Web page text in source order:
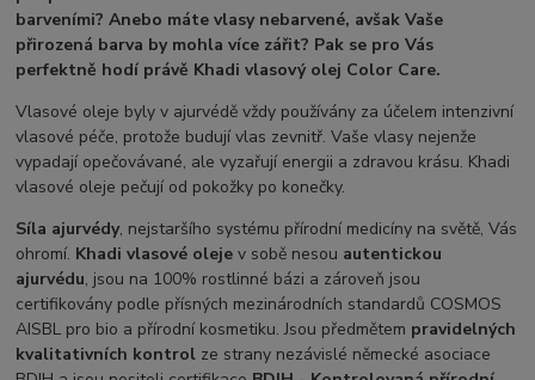
barveními? Anebo máte vlasy nebarvené, avšak Vaše
přirozená barva by mohla více zářit? Pak se pro Vás
perfektně hodí právě Khadi vlasový olej Color Care.
Vlasové oleje byly v ajurvédě vždy používány za účelem intenzivní
vlasové péče, protože budují vlas zevnitř. Vaše vlasy nejenže
vypadají opečovávané, ale vyzařují energii a zdravou krásu. Khadi
vlasové oleje pečují od pokožky po konečky.
Síla ajurvédy, nejstaršího systému přírodní medicíny na světě, Vás
ohromí. Khadi vlasové oleje v sobě nesou autentickou
ajurvédu, jsou na 100% rostlinné bázi a zároveň jsou
certifikovány podle přísných mezinárodních standardů COSMOS
AISBL pro bio a přírodní kosmetiku. Jsou předmětem pravidelných
kvalitativních kontrol ze strany nezávislé německé asociace